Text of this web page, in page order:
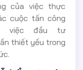
của việc thực
cuộc tấn công
việc đầu tư
thiết yếu trong